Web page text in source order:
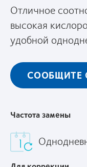
Отличное
высокая
удобной
СООБЩИТЕ
Частота замены